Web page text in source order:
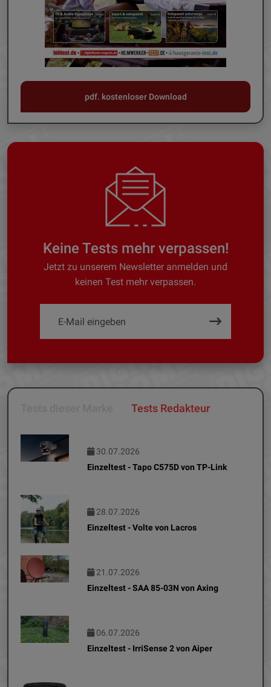
pdf. kostenloser Download
Keine Tests mehr verpassen!
Jetzt zu unserem Newsletter anmelden und
keinen Test mehr verpassen.
Tests Redakteur
30.07.2026
Einzeltest - Tapo C575D von TP-Link
28.07.2026
Einzeltest - Volte von Lacros
21.07.2026
Einzeltest - SAA 85-03N von Axing
06.07.2026
Einzeltest - IrriSense 2 von Aiper